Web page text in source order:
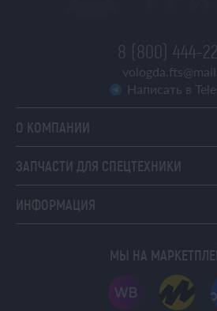
8 (800) 444-
Написать в
О КОМПАНИИ
ЗАПЧАСТИ ДЛЯ СПЕЦТЕХНИКИ
ИНФОРМАЦИЯ
МЫ НА